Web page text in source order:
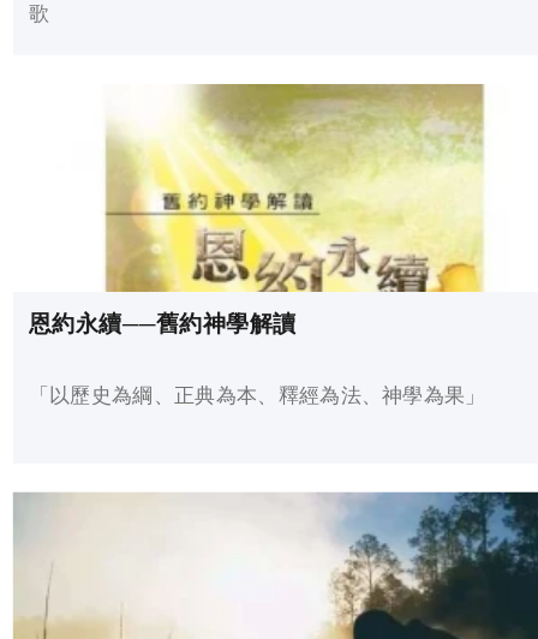
歌
恩約永續──舊約神學解讀
「以歷史為綱、正典為本、釋經為法、神學為果」